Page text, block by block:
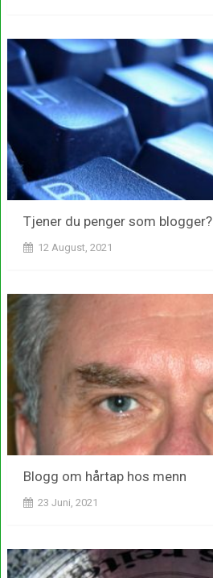
Tjener du penger som blogger?
12 August, 2021
Blogg om hårtap hos menn
23 Juni, 2021